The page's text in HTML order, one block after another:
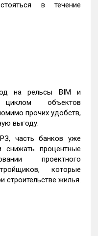
в течение
на рельсы BIM и
объектов
прочих удобств,
выгоду.
часть банков уже
снижать процентные
проектного
которые
строительстве жилья.